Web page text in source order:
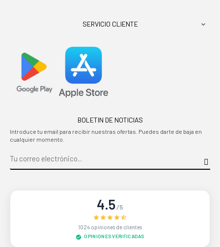
SERVICIO CLIENTE 
BOLETIN DE NOTICIAS
Introduce tu email para recibir nuestras ofertas. Puedes darte de baja en
cualquier momento.
4.5/5
1024 opiniones de clientes
OPINIONES VERIFICADAS